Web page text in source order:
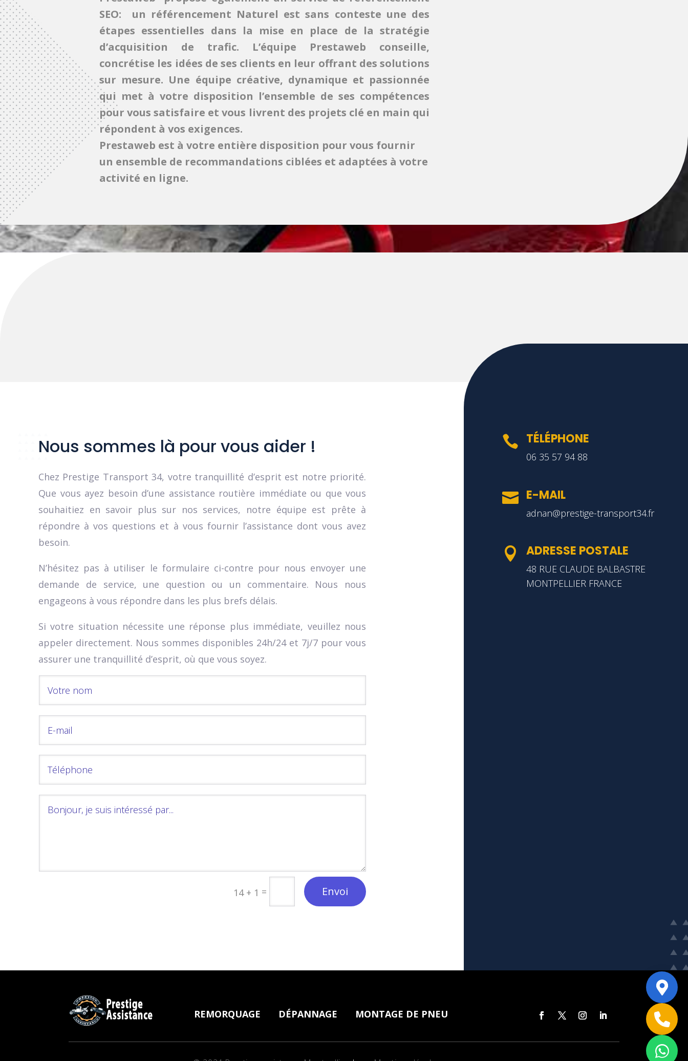
SEO: un référencement Naturel est sans conteste une des
étapes essentielles dans la mise en place de la stratégie
d’acquisition de trafic. L’équipe Prestaweb conseille,
concrétise les idées de ses clients en leur offrant des solutions
sur mesure. Une équipe créative, dynamique et passionnée
qui met à votre disposition l’ensemble de ses compétences
pour vous satisfaire et vous livrent des projets clé en main qui
répondent à vos exigences.
Prestaweb est à votre entière disposition pour vous fournir
un ensemble de recommandations ciblées et adaptées à votre
activité en ligne.
Nous sommes là pour vous aider !
Chez Prestige Transport 34, votre tranquillité d’esprit est notre priorité.
Que vous ayez besoin d’une assistance routière immédiate ou que vous
souhaitiez en savoir plus sur nos services, notre équipe est prête à
répondre à vos questions et à vous fournir l’assistance dont vous avez
besoin.
N’hésitez pas à utiliser le formulaire ci-contre pour nous envoyer une
demande de service, une question ou un commentaire. Nous nous
engageons à vous répondre dans les plus brefs délais.
Si votre situation nécessite une réponse plus immédiate, veuillez nous
appeler directement. Nous sommes disponibles 24h/24 et 7j/7 pour vous
assurer une tranquillité d’esprit, où que vous soyez.
14 + 1 = Envoi
 TÉLÉPHONE
06 35 57 94 88
 E-MAIL
adnan@prestige-transport34.fr
 ADRESSE POSTALE
48 RUE CLAUDE BALBASTRE
MONTPELLIER FRANCE
REMORQUAGE DÉPANNAGE MONTAGE DE PNEU